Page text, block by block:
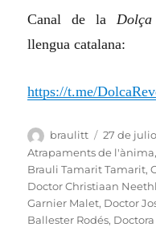
Canal de la
llengua catalana:
https://t.me/
Autor
braulitt
Publicat
el
27 de
Atrapaments de l'ànima,
Brauli Tamarit Tamarit,
Doctor Christiaan
Garnier Malet, Doctor
Ballester Rodés,